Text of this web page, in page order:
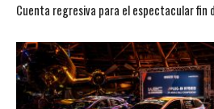
Cuenta regresiva para el espectacular fin